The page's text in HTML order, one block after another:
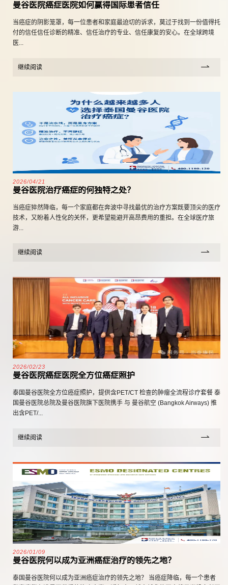
曼谷医院癌症医院如何赢得国际患者信任
当癌症的阴影笼罩，每一位患者和家庭最迫切的诉求，莫过于找到一份值得托
付的信任信任诊断的精准、信任治疗的专业、信任康复的安心。在全球跨境
医...
继续阅读
2026/04/21
曼谷医院治疗癌症的何独特之处？
当癌症猝然降临，每一个家庭都在奔波中寻找最优的治疗方案既要顶尖的医疗
技术，又盼着人性化的关怀，更希望能避开高昂费用的重担。在全球医疗旅
游...
继续阅读
2026/02/23
曼谷医院癌症医院全方位癌症照护
泰国曼谷医院全方位癌症照护，提供含PET/CT 检查的肿瘤全流程诊疗套餐 泰
国曼谷医院总院及曼谷医院旗下医院携手 与 曼谷航空 (Bangkok Airways) 推
出含PET/...
继续阅读
2026/01/09
曼谷医院何以成为亚洲癌症治疗的领先之地？
泰国曼谷医院何以成为亚洲癌症治疗的领先之地？ 当癌症降临，每一个患者